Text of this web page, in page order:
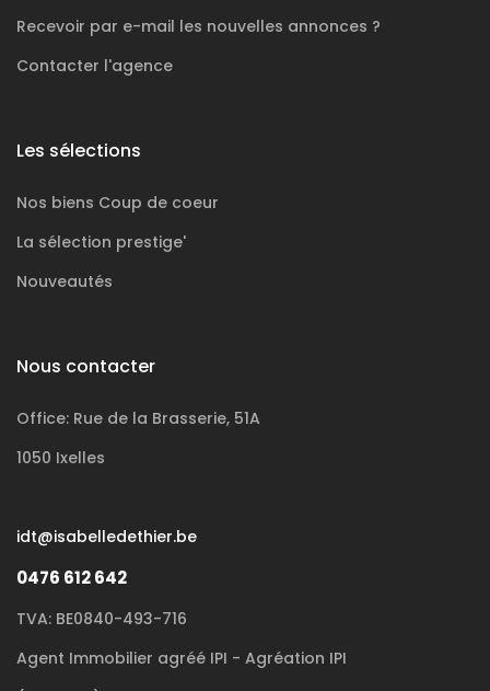
Recevoir par e-mail les nouvelles annonces ?
Contacter l'agence
Les sélections
Nos biens Coup de coeur
La sélection prestige'
Nouveautés
Nous contacter
Office: Rue de la Brasserie, 51A
1050 Ixelles
idt@isabelledethier.be
0476 612 642
TVA: BE0840-493-716
Agent Immobilier agréé IPI - Agréation IPI